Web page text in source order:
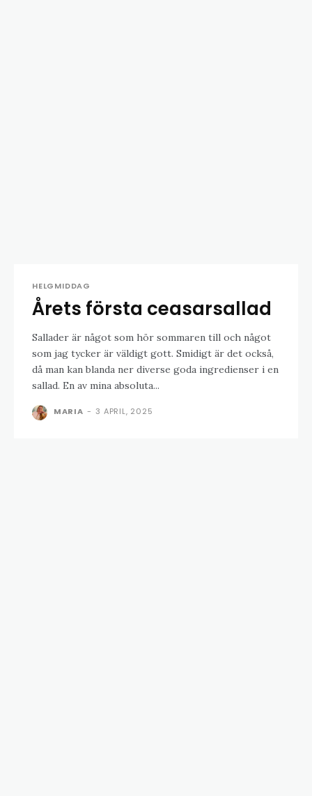
HELGMIDDAG
Årets första ceasarsallad
Sallader är något som hör sommaren till och något
som jag tycker är väldigt gott. Smidigt är det också,
då man kan blanda ner diverse goda ingredienser i en
sallad. En av mina absoluta...
MARIA - 3 APRIL, 2025